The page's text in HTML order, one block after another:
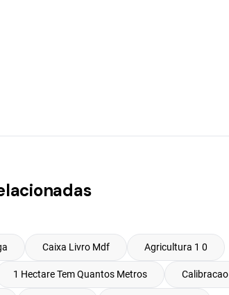
Caixa Livro Mdf Agricultura 1 0
1 Hectare Tem Quantos Metros Calibracao